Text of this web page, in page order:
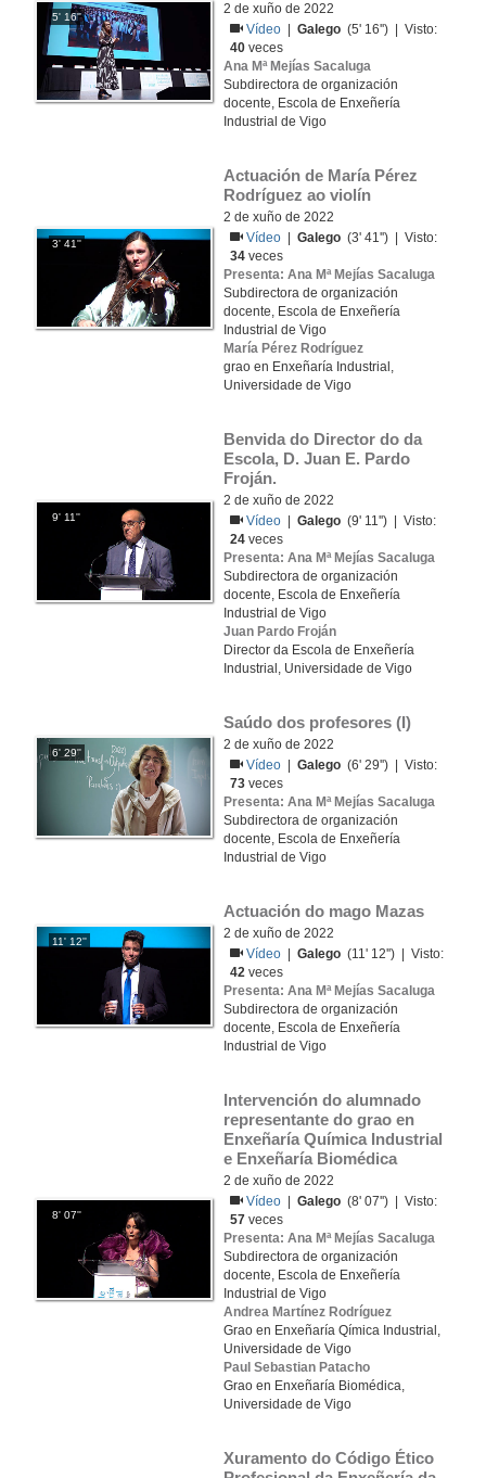
5' 16''
2 de xuño de 2022
Vídeo
|Galego (5' 16'') | Visto:
40 veces
Ana Mª Mejías Sacaluga
Subdirectora de organización
docente, Escola de Enxeñería
Industrial de Vigo
3' 41''
Actuación de María Pérez
Rodríguez ao violín
2 de xuño de 2022
Vídeo
|Galego (3' 41'') | Visto:
34 veces
Presenta: Ana Mª Mejías Sacaluga
Subdirectora de organización
docente, Escola de Enxeñería
Industrial de Vigo
María Pérez Rodríguez
grao en Enxeñaría Industrial,
Universidade de Vigo
9' 11''
Benvida do Director do da
Escola, D. Juan E. Pardo
Froján.
2 de xuño de 2022
Vídeo
|Galego (9' 11'') | Visto:
24 veces
Presenta: Ana Mª Mejías Sacaluga
Subdirectora de organización
docente, Escola de Enxeñería
Industrial de Vigo
Juan Pardo Froján
Director da Escola de Enxeñería
Industrial, Universidade de Vigo
6' 29''
Saúdo dos profesores (I)
2 de xuño de 2022
Vídeo
|Galego (6' 29'') | Visto:
73 veces
Presenta: Ana Mª Mejías Sacaluga
Subdirectora de organización
docente, Escola de Enxeñería
Industrial de Vigo
11' 12''
Actuación do mago Mazas
2 de xuño de 2022
Vídeo
|Galego (11' 12'') | Visto:
42 veces
Presenta: Ana Mª Mejías Sacaluga
Subdirectora de organización
docente, Escola de Enxeñería
Industrial de Vigo
8' 07''
Intervención do alumnado
representante do grao en
Enxeñaría Química Industrial
e Enxeñaría Biomédica
2 de xuño de 2022
Vídeo
|Galego (8' 07'') | Visto:
57 veces
Presenta: Ana Mª Mejías Sacaluga
Subdirectora de organización
docente, Escola de Enxeñería
Industrial de Vigo
Andrea Martínez Rodríguez
Grao en Enxeñaría Qímica Industrial,
Universidade de Vigo
Paul Sebastian Patacho
Grao en Enxeñaría Biomédica,
Universidade de Vigo
Xuramento do Código Ético